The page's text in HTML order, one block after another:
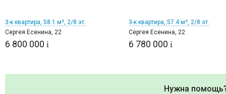
3-к квартира, 58.1 м², 2/8 эт.
Сергея Есенина, 22
6 800 000 i
3-к квартира, 57.4 м², 2/8 эт.
Сергея Есенина, 22
6 780 000 i
Нужна